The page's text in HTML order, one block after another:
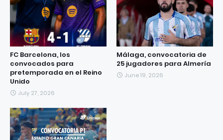
FC Barcelona, los
convocados para
pretemporada en el Reino
Unido
July 27, 2026
Málaga, convocatoria de
25 jugadores para Almería
June 19, 2026